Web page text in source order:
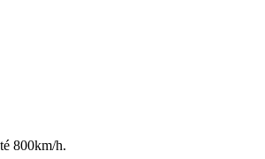
800km/h.